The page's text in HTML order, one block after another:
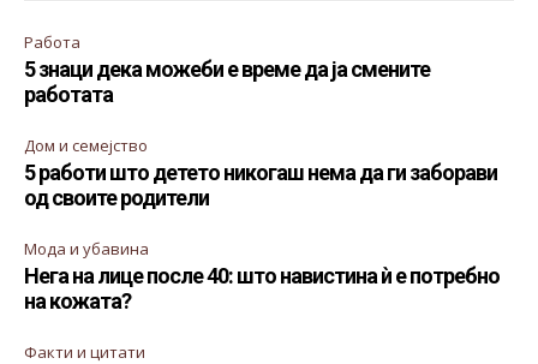
Работа
5 знаци дека можеби е време да ја смените
работата
Дом и семејство
5 работи што детето никогаш нема да ги заборави
од своите родители
Мода и убавина
Нега на лице после 40: што навистина ѝ е потребно
на кожата?
Факти и цитати